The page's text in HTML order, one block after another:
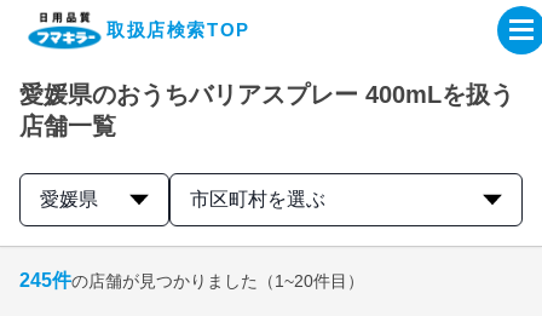
取扱店検索TOP
企業・IR情報サイト
製品情報サイト
愛媛県のおうちバリアスプレー 400mLを扱う
店舗一覧
愛媛県 市区町村を選ぶ
245件の店舗が見つかりました （1~20件目）